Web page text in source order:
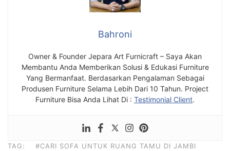
Bahroni
Owner & Founder Jepara Art Furnicraft – Saya Akan
Membantu Anda Memberikan Solusi & Edukasi Furniture
Yang Bermanfaat. Berdasarkan Pengalaman Sebagai
Produsen Furniture Selama Lebih Dari 10 Tahun. Project
Furniture Bisa Anda Lihat Di : Testimonial Client.
TAG:
#CARI SOFA UNTUK RUANG TAMU DI JAMBI